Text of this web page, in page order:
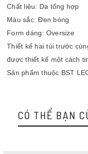
Chất liệu: Da tổng hợp
Màu sắc: Đen bóng
Form dáng: Oversize
Thiết kế hai túi trước
được thiết kế một cách
Sản phẩm thuộc BST
CÓ THỂ BẠN